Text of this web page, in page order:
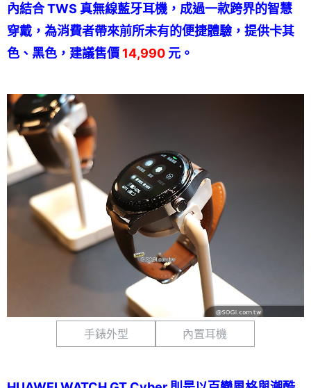
內結合 TWS 真無線藍牙耳機，成過一款跨界的智慧
穿戴，為消費者帶來前所未有的便捷體驗，提供卡其
色、黑色，建議售價 14,990 元。
手錶外型 內置耳機